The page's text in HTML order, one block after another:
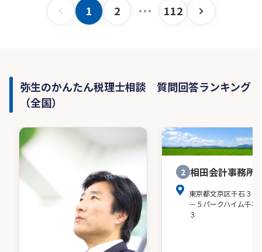
1 2 112
弥生のかんたん税理士相談 質問回答ランキング
（全国）
2 相田会計事務所
東京都文京区千石３－
－５パークハイム千石
３